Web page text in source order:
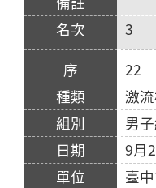
3
22
激
男
9月
臺